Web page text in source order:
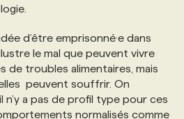
NOS FORMATIONS
NOUS
d’être emprisonné·e dans
le mal que peuvent vivre
de troubles alimentaires, mais
peuvent souffrir. On
n’y a pas de profil type pour ces
normalisés comme